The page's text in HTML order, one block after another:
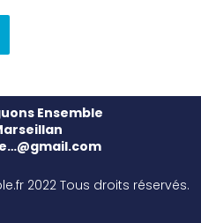
Ensemble
2022 Tous droits réservés.